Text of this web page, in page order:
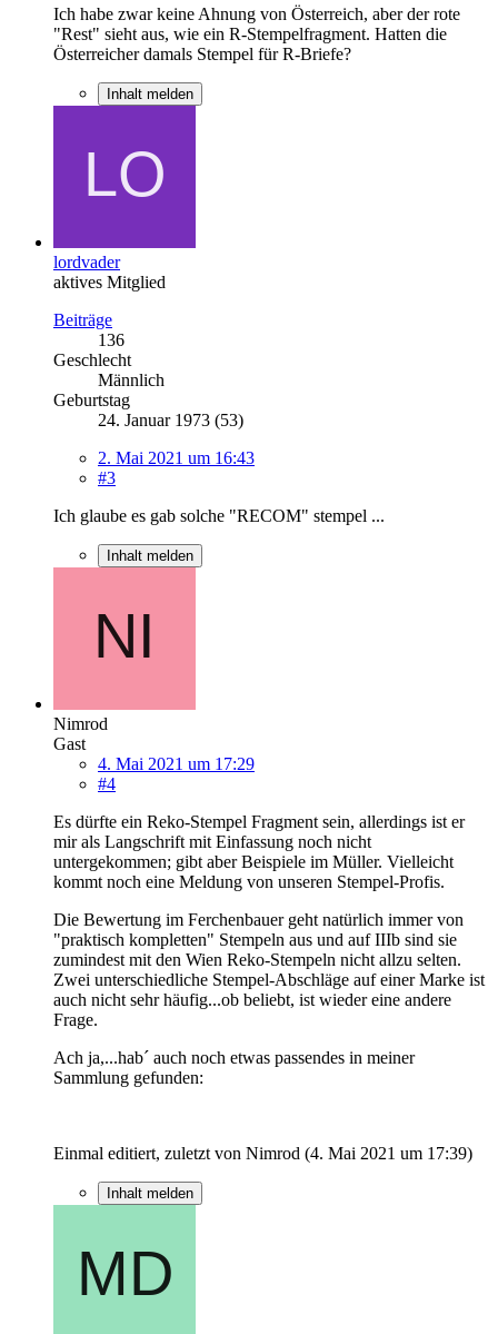
Ich habe zwar keine Ahnung von Österreich, aber der rote
"Rest" sieht aus, wie ein R-Stempelfragment. Hatten die
Österreicher damals Stempel für R-Briefe?
Inhalt melden
lordvader
aktives Mitglied
Beiträge
136
Geschlecht
Männlich
Geburtstag
24. Januar 1973 (53)
2. Mai 2021 um 16:43
#3
Ich glaube es gab solche "RECOM" stempel ...
Inhalt melden
Nimrod
Gast
4. Mai 2021 um 17:29
#4
Es dürfte ein Reko-Stempel Fragment sein, allerdings ist er
mir als Langschrift mit Einfassung noch nicht
untergekommen; gibt aber Beispiele im Müller. Vielleicht
kommt noch eine Meldung von unseren Stempel-Profis.
Die Bewertung im Ferchenbauer geht natürlich immer von
"praktisch kompletten" Stempeln aus und auf IIIb sind sie
zumindest mit den Wien Reko-Stempeln nicht allzu selten.
Zwei unterschiedliche Stempel-Abschläge auf einer Marke ist
auch nicht sehr häufig...ob beliebt, ist wieder eine andere
Frage.
Ach ja,...hab´ auch noch etwas passendes in meiner
Sammlung gefunden:
Einmal editiert, zuletzt von Nimrod (4. Mai 2021 um 17:39)
Inhalt melden